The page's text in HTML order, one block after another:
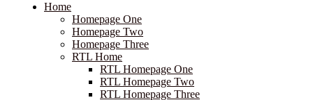
Home
Homepage One
Homepage Two
Homepage Three
RTL Home
RTL Homepage One
RTL Homepage Two
RTL Homepage Three